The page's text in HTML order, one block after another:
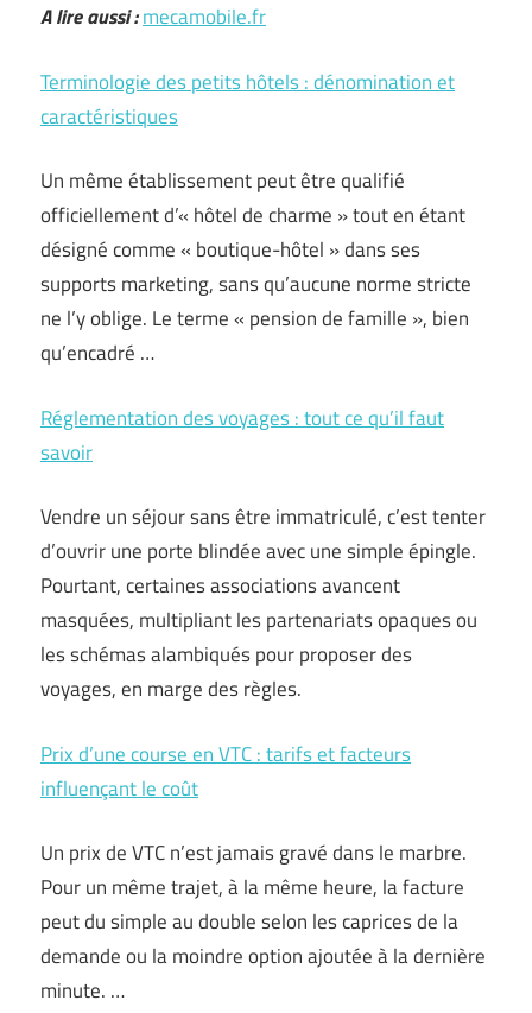
A lire aussi :mecamobile.fr
Terminologie des petits hôtels : dénomination et
caractéristiques
Un même établissement peut être qualifié
officiellement d’« hôtel de charme » tout en étant
désigné comme « boutique-hôtel » dans ses
supports marketing, sans qu’aucune norme stricte
ne l’y oblige. Le terme « pension de famille », bien
qu’encadré …
Réglementation des voyages : tout ce qu’il faut
savoir
Vendre un séjour sans être immatriculé, c’est tenter
d’ouvrir une porte blindée avec une simple épingle.
Pourtant, certaines associations avancent
masquées, multipliant les partenariats opaques ou
les schémas alambiqués pour proposer des
voyages, en marge des règles.
Prix d’une course en VTC : tarifs et facteurs
influençant le coût
Un prix de VTC n’est jamais gravé dans le marbre.
Pour un même trajet, à la même heure, la facture
peut du simple au double selon les caprices de la
demande ou la moindre option ajoutée à la dernière
minute. …